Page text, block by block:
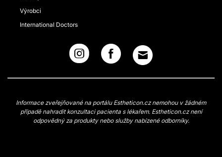
Výrobci
International Doctors
Informace zveřejňované na portálu Estheticon.cz nemohou v žádném
případě nahradit konzultaci pacienta s lékařem. Estheticon.cz není
odpovědný za produkty nebo služby nabízené odborníky.